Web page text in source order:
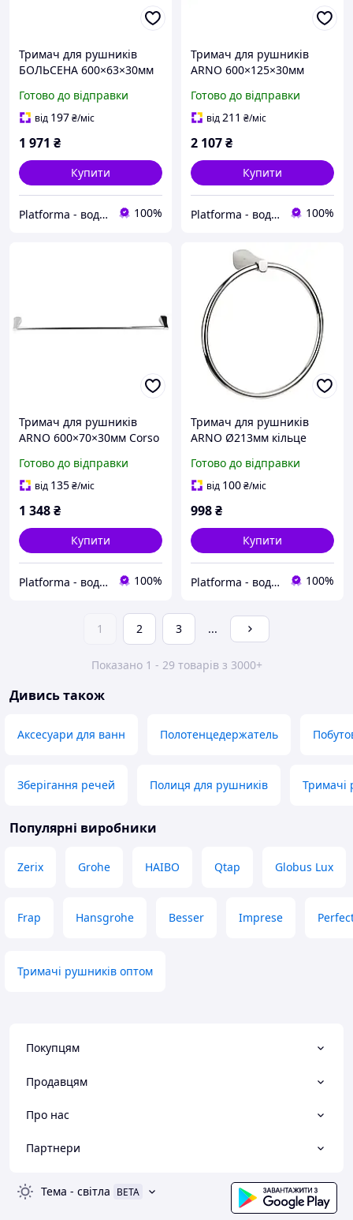
Тримач для рушників
БОЛЬСЕНА 600×63×30мм
Готово до відправки
від 197₴/міс
1 971 ₴
Купити
Platforma - водопостачання, опалення та каналізація - обладнання та комплектуючі 100%
Тримач для рушників
ARNO 600×125×30мм
Готово до відправки
від211 ₴/міс
2 107₴
Купити
Platforma - водопостачання, опалення та каналізація - обладнання та комплектуючі 100%
Тримач для рушників
ARNO 600×70×30мм Corso
Готово до відправки
від 135₴/міс
1 348₴
Купити
Platforma - водопостачання, опалення та каналізація - обладнання та комплектуючі 100%
Тримач для рушників
ARNO Ø213мм кільце
Готово до відправки
від 100₴/міс
998₴
Купити
Platforma - водопостачання, опалення та каналізація - обладнання та комплектуючі 100%
1 2 3 ...
Показано 1 - 29 товарів з 3000+
Дивись також
Аксесуари для ванн Полотенцедержатель
Зберігання речей Полиця для рушників Тримачі
Популярні виробники
Zerix Grohe HAIBO Qtap Globus Lux
Frap Hansgrohe Besser Imprese
Тримачі рушників оптом
Покупцям
Продавцям
Про нас
Партнери
Тема - світла BETA